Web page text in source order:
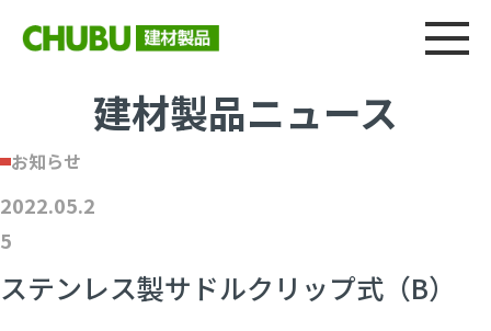
総合
建材製品ニュース
お知らせ
2022.05.2
5
ステンレス製サドルクリップ式（B）